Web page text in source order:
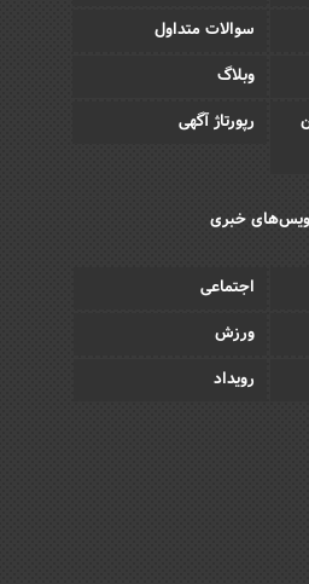
سوالات متداول
وبلاگ
رپورتاژ آگهی
خبری
اجتماعی
ورزش
رویداد